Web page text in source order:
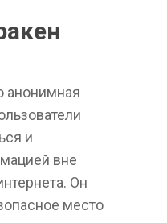
анонимная
и
вне
Он
место